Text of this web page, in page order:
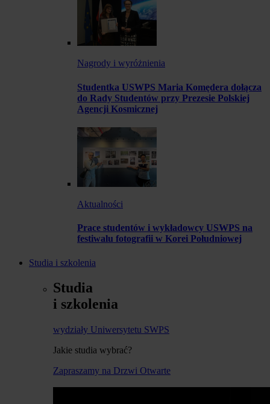
Nagrody i wyróżnienia
Studentka USWPS Maria Komędera dołącza
do Rady Studentów przy Prezesie Polskiej
Agencji Kosmicznej
Aktualności
Prace studentów i wykładowcy USWPS na
festiwalu fotografii w Korei Południowej
Studia i szkolenia
Studia
i szkolenia
wydziały Uniwersytetu SWPS
Jakie studia wybrać?
Zapraszamy na Drzwi Otwarte